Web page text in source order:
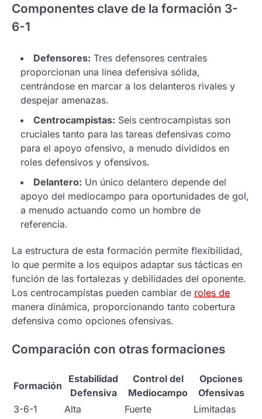
Componentes clave de la formación 3-
6-1
Defensores: Tres defensores centrales
proporcionan una línea defensiva sólida,
centrándose en marcar a los delanteros rivales y
despejar amenazas.
Centrocampistas: Seis centrocampistas son
cruciales tanto para las tareas defensivas como
para el apoyo ofensivo, a menudo divididos en
roles defensivos y ofensivos.
Delantero: Un único delantero depende del
apoyo del mediocampo para oportunidades de gol,
a menudo actuando como un hombre de
referencia.
La estructura de esta formación permite flexibilidad,
lo que permite a los equipos adaptar sus tácticas en
función de las fortalezas y debilidades del oponente.
Los centrocampistas pueden cambiar de roles de
manera dinámica, proporcionando tanto cobertura
defensiva como opciones ofensivas.
Comparación con otras formaciones
Formación
Estabilidad
Defensiva
Control del
Mediocampo
Opciones
Ofensivas
3-6-1
Alta Fuerte
Limitadas